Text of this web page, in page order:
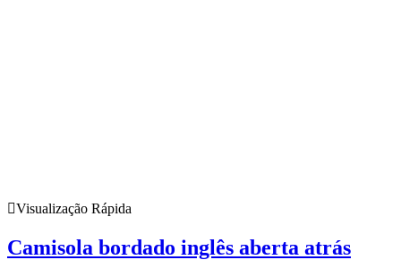
Visualização Rápida
Camisola bordado inglês aberta atrás